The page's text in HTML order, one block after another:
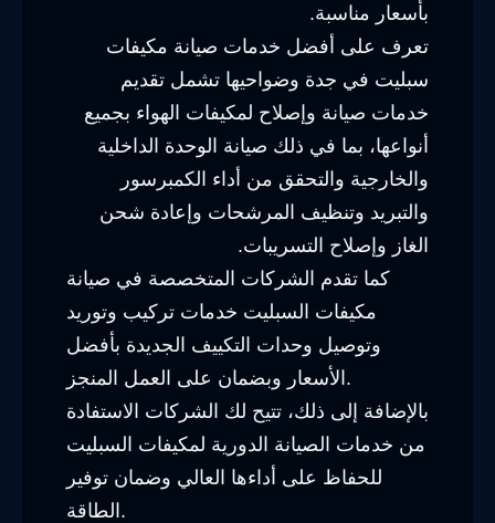
بأسعار مناسبة.
تعرف على أفضل خدمات صيانة مكيفات
سبليت في جدة وضواحيها تشمل تقديم
خدمات صيانة وإصلاح لمكيفات الهواء بجميع
أنواعها، بما في ذلك صيانة الوحدة الداخلية
والخارجية والتحقق من أداء الكمبرسور
والتبريد وتنظيف المرشحات وإعادة شحن
الغاز وإصلاح التسريبات.
كما تقدم الشركات المتخصصة في صيانة
مكيفات السبليت خدمات تركيب وتوريد
وتوصيل وحدات التكييف الجديدة بأفضل
الأسعار وبضمان على العمل المنجز.
بالإضافة إلى ذلك، تتيح لك الشركات الاستفادة
من خدمات الصيانة الدورية لمكيفات السبليت
للحفاظ على أداءها العالي وضمان توفير
الطاقة.